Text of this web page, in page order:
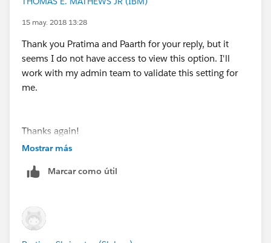
15 may. 2018 13:28
Thank you Pratima and Paarth for your reply, but it
seems I do not have access to view this option. I'll
work with my admin team to validate this setting for
me.
Thanks again!
Mostrar más
Marcar como útil